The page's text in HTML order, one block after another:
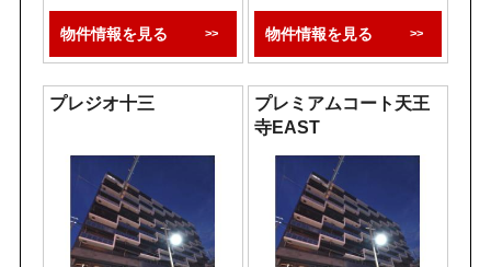
物件情報を見る 物件情報を見る
プレジオ十三
プレミアムコート天王
寺EAST